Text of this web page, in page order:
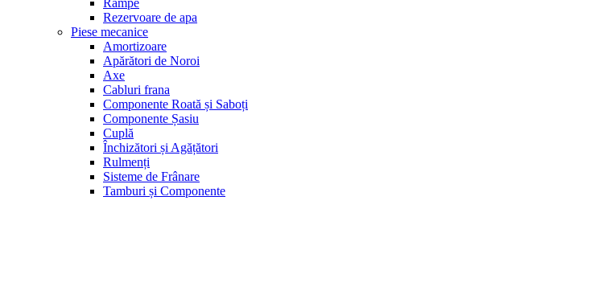
Rampe
Rezervoare de apa
Piese mecanice
Amortizoare
Apărători de Noroi
Axe
Cabluri frana
Componente Roată și Saboți
Componente Șasiu
Cuplă
Închizători și Agățători
Rulmenți
Sisteme de Frânare
Tamburi și Componente